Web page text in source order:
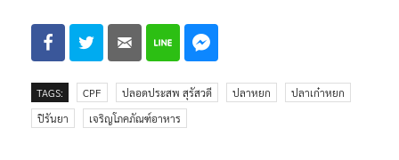
TAGS: CPF ปลอดประสพ สุรัสวดี ปลาหยก
ปลาเก๋าหยก
ปิรันยา
เจริญโภคภัณฑ์อาหาร